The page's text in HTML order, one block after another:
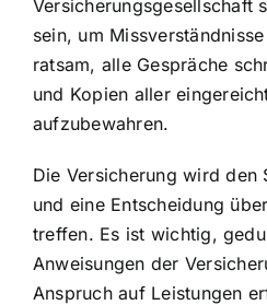
Versicherungsgesellschaft
sein, um
ratsam, alle Gespräche
und Kopien aller
aufzubewahren.
Die Versicherung wird den
und eine Entscheidung
treffen. Es ist wichtig,
Anweisungen der
Anspruch auf Leistungen